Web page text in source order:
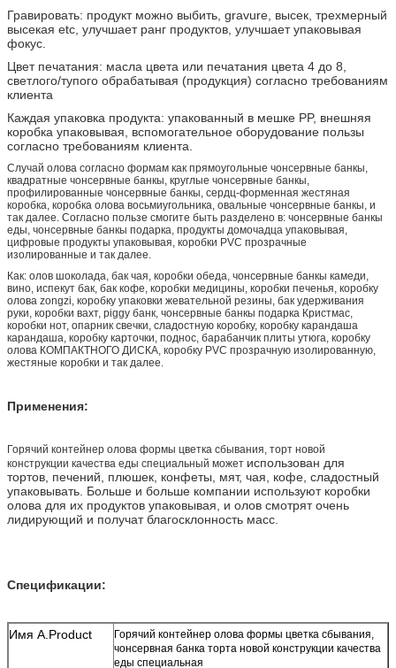
Гравировать: продукт можно выбить, gravure, высек, трехмерный
высекая etc, улучшает ранг продуктов, улучшает упаковывая
фокус.
Цвет печатания: масла цвета или печатания цвета 4 до 8,
светлого/тупого обрабатывая (продукция) согласно требованиям
клиента
Каждая упаковка продукта: упакованный в мешке PP, внешняя
коробка упаковывая, вспомогательное оборудование пользы
согласно требованиям клиента.
Случай олова согласно формам как прямоугольные чонсервные банкы,
квадратные чонсервные банкы, круглые чонсервные банкы,
профилированные чонсервные банкы, сердц-форменная жестяная
коробка, коробка олова восьмиугольника, овальные чонсервные банкы, и
так далее. Согласно пользе смогите быть разделено в: чонсервные банкы
еды, чонсервные банкы подарка, продукты домочадца упаковывая,
цифровые продукты упаковывая, коробки PVC прозрачные
изолированные и так далее.
Как: олов шоколада, бак чая, коробки обеда, чонсервные банкы камеди,
вино, испекут бак, бак кофе, коробки медицины, коробки печенья, коробку
олова zongzi, коробку упаковки жевательной резины, бак удерживания
руки, коробки вахт, piggy банк, чонсервные банкы подарка Кристмас,
коробки нот, опарник свечки, сладостную коробку, коробку карандаша
карандаша, коробку карточки, поднос, барабанчик плиты утюга, коробку
олова КОМПАКТНОГО ДИСКА, коробку PVC прозрачную изолированную,
жестяные коробки и так далее.
Применения:
Горячий контейнер олова формы цветка сбывания, торт новой
конструкции качества еды специальный может использован для
тортов, печений, плюшек, конфеты, мят, чая, кофе, сладостный
упаковывать. Больше и больше компании используют коробки
олова для их продуктов упаковывая, и олов смотрят очень
лидирующий и получат благосклонность масс.
Спецификации:
Имя A.Product
Горячий контейнер олова формы цветка сбывания,
чонсервная банка торта новой конструкции качества
еды специальная